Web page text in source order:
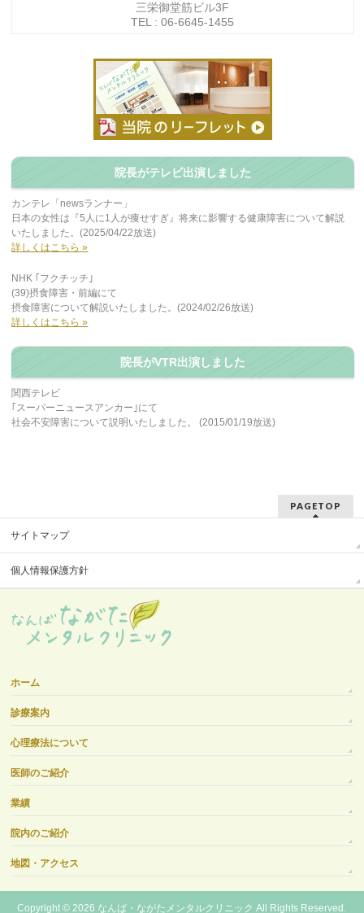
三栄御堂筋ビル3F
TEL : 06-6645-1455
院長がテレビ出演しました
カンテレ「newsランナー」
日本の女性は『5人に1人が痩せすぎ』将来に影響する健康障害について解説
いたしました。(2025/04/22放送)
詳しくはこちら »
NHK ｢フクチッチ｣
(39)摂食障害・前編にて
摂食障害について解説いたしました。(2024/02/26放送)
詳しくはこちら »
院長がVTR出演しました
関西テレビ
｢スーパーニュースアンカー｣にて
社会不安障害について説明いたしました。 (2015/01/19放送)
PAGETOP
サイトマップ
個人情報保護方針
ホーム
診療案内
心理療法について
医師のご紹介
業績
院内のご紹介
地図・アクセス
Copyright © 2026 なんば・ながたメンタルクリニック All Rights Reserved.